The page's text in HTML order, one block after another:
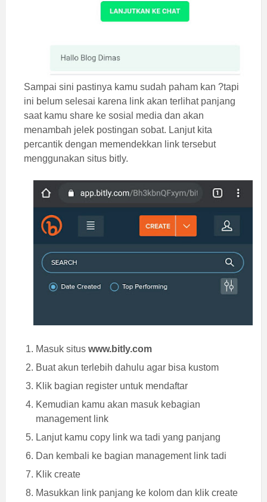
Sampai sini pastinya kamu sudah paham kan ?tapi
ini belum selesai karena link akan terlihat panjang
saat kamu share ke sosial media dan akan
menambah jelek postingan sobat. Lanjut kita
percantik dengan memendekkan link tersebut
menggunakan situs bitly.
Masuk situs www.bitly.com
Buat akun terlebih dahulu agar bisa kustom
Klik bagian register untuk mendaftar
Kemudian kamu akan masuk kebagian
management link
Lanjut kamu copy link wa tadi yang panjang
Dan kembali ke bagian management link tadi
Klik create
Masukkan link panjang ke kolom dan klik create